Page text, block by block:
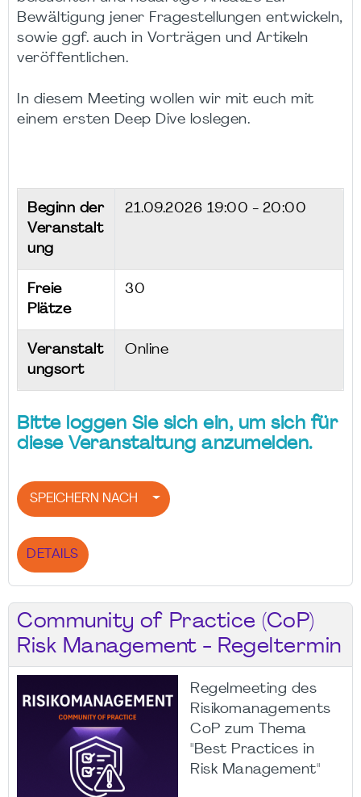
Bewältigung jener Fragestellungen entwickeln,
sowie ggf. auch in Vorträgen und Artikeln
veröffentlichen.
In diesem Meeting wollen wir mit euch mit
einem ersten Deep Dive loslegen.
Beginn der
Veranstalt
ung
21.09.2026 19:00 - 20:00
Freie
Plätze
30
Veranstalt
ungsort
Online
Bitte loggen Sie sich ein, um sich für
diese Veranstaltung anzumelden.
SPEICHERN NACH
DETAILS
Community of Practice (CoP)
Risk Management - Regeltermin
Regelmeeting des
Risikomanagements
CoP zum Thema
"Best Practices in
Risk Management"